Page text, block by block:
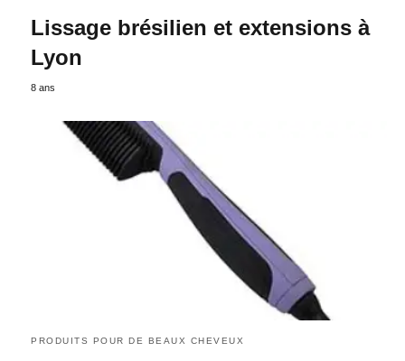
Lissage brésilien et extensions à
Lyon
8 ans
PRODUITS POUR DE BEAUX CHEVEUX